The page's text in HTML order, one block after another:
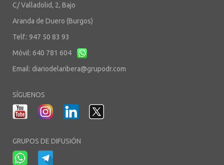
C/ Valladolid, 2, Bajo
Aranda de Duero (Burgos)
Telf.: 947 50 83 93
Móvil: 640 781 604
Email: diariodelaribera@grupodr.com
SÍGUENOS
GRUPOS DE DIFUSIÓN